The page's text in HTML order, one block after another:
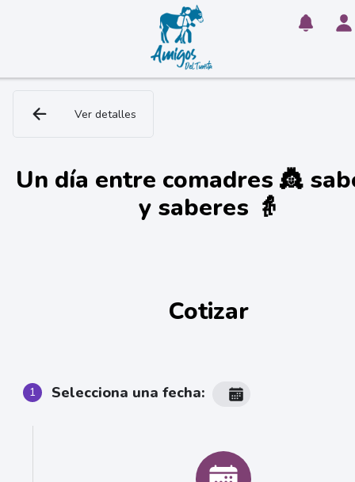
Ver detalles
Un día entre comadres 👸
y saberes 👵
Cotizar
1 Selecciona una fecha: